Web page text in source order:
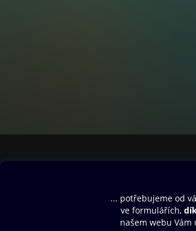
Aplikace a hry
SMS/MMS Info
Blog